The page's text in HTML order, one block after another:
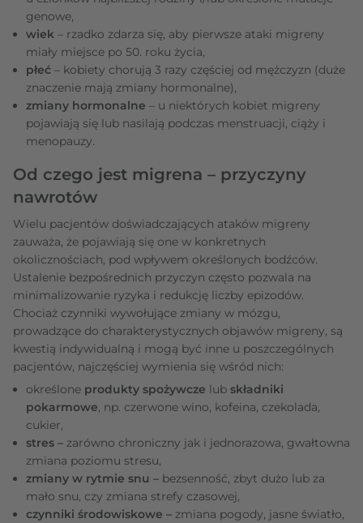
genowe,
wiek – rzadko zdarza się, aby pierwsze ataki migreny
miały miejsce po 50. roku życia,
płeć – kobiety chorują 3 razy częściej od mężczyzn (duże
znaczenie mają zmiany hormonalne),
zmiany hormonalne – u niektórych kobiet migreny
pojawiają się lub nasilają podczas menstruacji, ciąży i
menopauzy.
Od czego jest migrena – przyczyny
nawrotów
Wielu pacjentów doświadczających ataków migreny
zauważa, że pojawiają się one w konkretnych
okolicznościach, pod wpływem określonych bodźców.
Ustalenie bezpośrednich przyczyn często pozwala na
minimalizowanie ryzyka i redukcję liczby epizodów.
Chociaż czynniki wywołujące zmiany w mózgu,
prowadzące do charakterystycznych objawów migreny, są
kwestią indywidualną i mogą być inne u poszczególnych
pacjentów, najczęściej wymienia się wśród nich:
określone produkty spożywcze lub składniki
pokarmowe, np. czerwone wino, kofeina, czekolada,
cukier,
stres – zarówno chroniczny jak i jednorazowa, gwałtowna
zmiana poziomu stresu,
zmiany w rytmie snu – bezsenność, zbyt dużo lub za
mało snu, czy zmiana strefy czasowej,
czynniki środowiskowe – zmiana pogody, jasne światło,